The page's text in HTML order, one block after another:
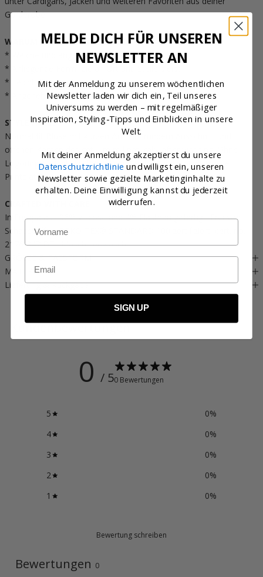
Garderobe.
WARUM KUNDINNEN ES LIEBEN
* Weiche und angenehme jersey Qualität
* Anliegende Form, die an Ort und Stelle bleibt
* Leicht über die Saisons hinweg zu stylen
* Angenehm für Bewegung und Alltag
STYLE FACTS
Normal fit Bluse mit kurzen Ärmeln, rundem Ausschnitt und
offenen Kanten designt, um roll naturally after washing. Ohne
Logoring designt. Art Print Varianten haben eine individuelle
Printplatzierung.
CRAFTED WITH CARE
In Europa aus 96% viscose und 4% Elasthan gefertigt. Frei von
Schadstoffen. OEKO-TEX® STANDARD 100 zertifiziert, cert. no.
2176-347 DTI. Maschinenwäsche.
GRÖSSE & PASSFORM
MATERIAL
Lieferung & Rückgabe
Kundenbewertungen
0 / 50 Bewertungen
5 0%
4
0%
3
0%
2
0%
1
0%
Bewertung schreiben
Bewertungen 0
MELDE DICH FÜR UNSEREN
NEWSLETTER AN
Mit der Anmeldung zu unserem wöchentlichen
Newsletter laden wir dich ein, Teil unseres
Universums zu werden – mit regelmäßiger
Inspiration, Styling-Tipps und Einblicken in unsere
Welt.
Mit deiner Anmeldung akzeptierst du unsere
Datenschutzrichtlinie und willigst ein, unseren
Newsletter sowie gezielte Marketinginhalte zu
erhalten. Deine Einwilligung kannst du jederzeit
widerrufen.
Name
Email
SIGN UP